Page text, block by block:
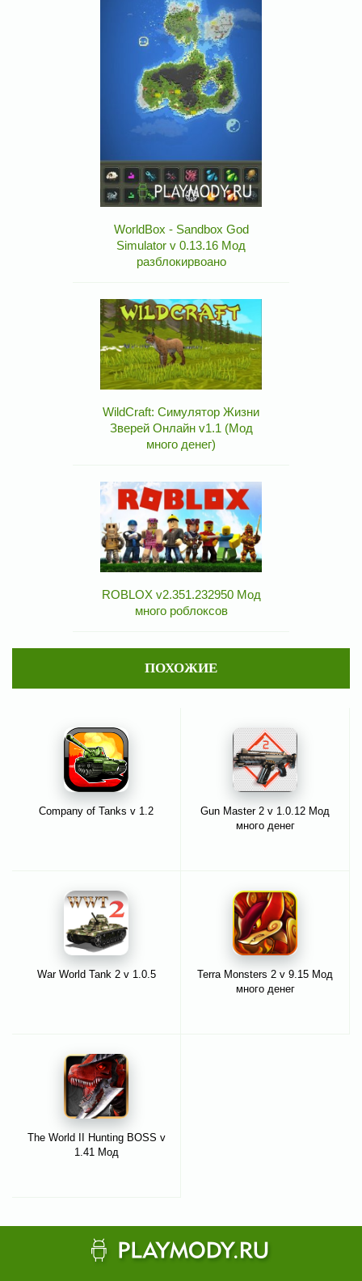
WorldBox - Sandbox God
Simulator v 0.13.16 Мод
разблокирвоано
WildCraft: Симулятор Жизни
Зверей Онлайн v1.1 (Мод
много денег)
ROBLOX v2.351.232950 Мод
много роблоксов
ПОХОЖИЕ
Company of Tanks v 1.2
Gun Master 2 v 1.0.12 Мод
много денег
War World Tank 2 v 1.0.5
Terra Monsters 2 v 9.15 Мод
много денег
The World II Hunting BOSS v
1.41 Мод